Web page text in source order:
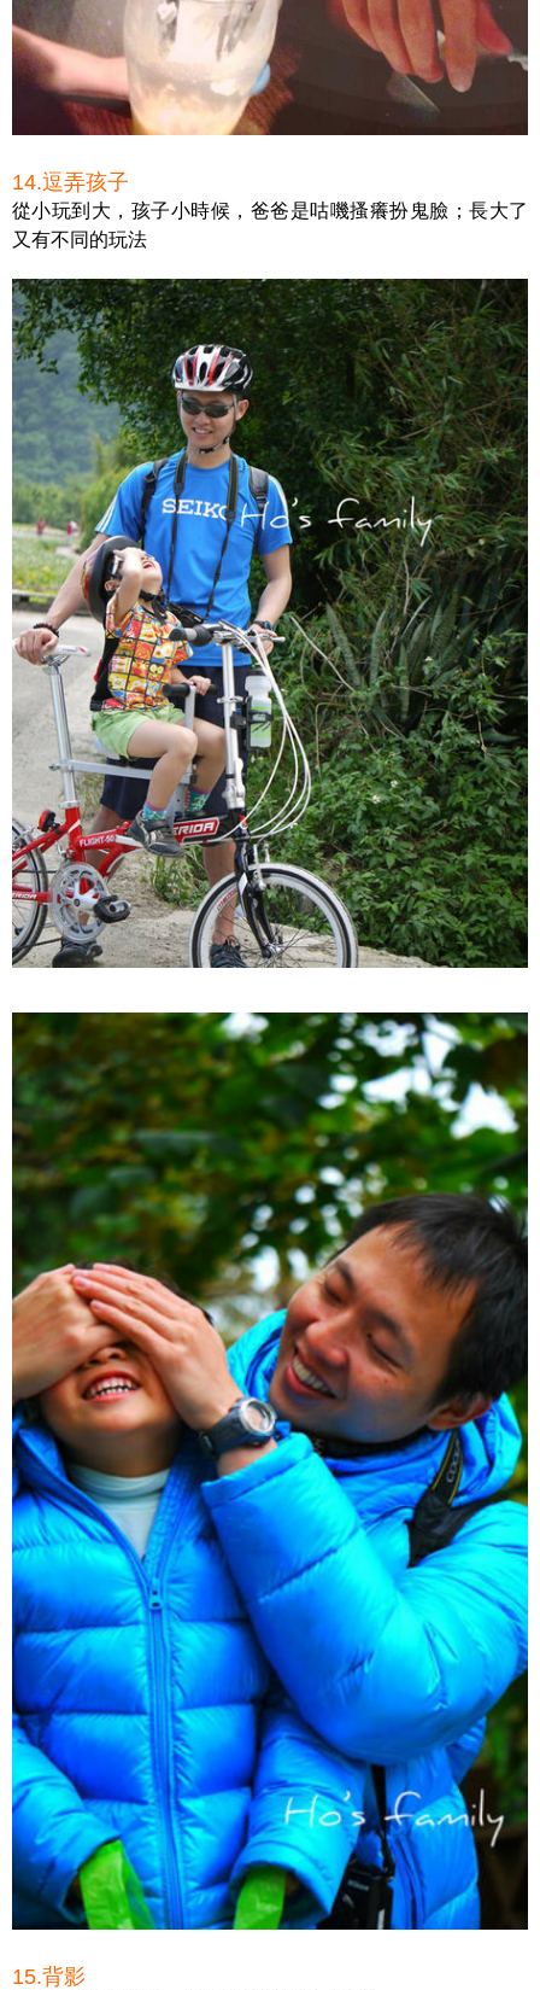
14.逗弄孩子
從小玩到大，孩子小時候，爸爸是咕嘰搔癢扮鬼臉；長大了
又有不同的玩法
15.背影